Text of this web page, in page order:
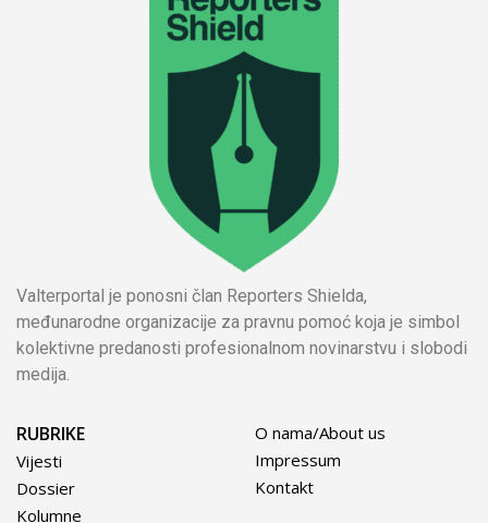
Valterportal je ponosni član Reporters Shielda,
međunarodne organizacije za pravnu pomoć koja je simbol
kolektivne predanosti profesionalnom novinarstvu i slobodi
medija.
RUBRIKE
Vijesti
Dossier
Kolumne
O nama/About us
Impressum
Kontakt